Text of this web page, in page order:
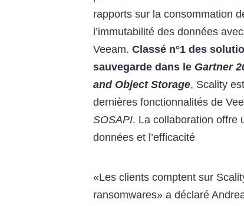
rapports sur la consommation
l’immutabilité des données
Veeam. Classé n°1 des
sauvegarde dans le Gartner
and Object Storage, Scality
dernières fonctionnalités de
SOSAPI. La collaboration offre
données et l’efficacité
«Les clients comptent sur
ransomwares» a déclaré